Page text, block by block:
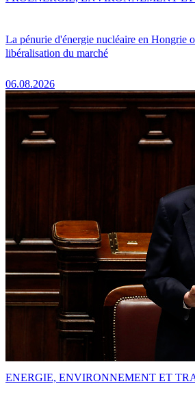
La pénurie d'énergie nucléaire en Hongrie
libéralisation du marché
06.08.2026
ENERGIE, ENVIRONNEMENT ET